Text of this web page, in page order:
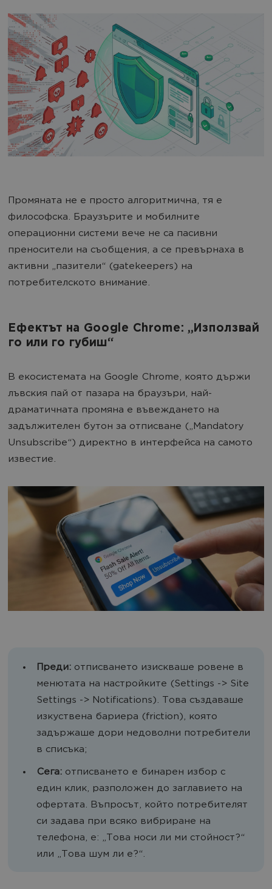
Промяната не е просто алгоритмична, тя е
философска. Браузърите и мобилните
операционни системи вече не са пасивни
преносители на съобщения, а се превърнаха в
активни „пазители“ (gatekeepers) на
потребителското внимание.
Ефектът на Google Chrome: „Използвай
го или го губиш“
В екосистемата на Google Chrome, която държи
лъвския пай от пазара на браузъри, най-
драматичната промяна е въвеждането на
задължителен бутон за отписване („Mandatory
Unsubscribe“) директно в интерфейса на самото
известие.
Преди: отписването изискваше ровене в
менютата на настройките (Settings -> Site
Settings -> Notifications). Това създаваше
изкуствена бариера (friction), която
задържаше дори недоволни потребители
в списъка;
Сега: отписването е бинарен избор с
един клик, разположен до заглавието на
офертата. Въпросът, който потребителят
си задава при всяко вибриране на
телефона, е: „Това носи ли ми стойност?“
или „Това шум ли е?“.